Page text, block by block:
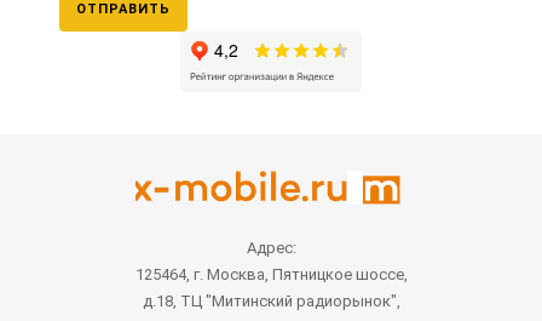
ОТПРАВИТЬ
Адрес:
125464, г. Москва, Пятницкое шоссе,
д.18, ТЦ "Митинский радиорынок",